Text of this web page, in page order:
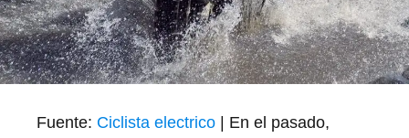
Fuente: Ciclista electrico | En el pasado,